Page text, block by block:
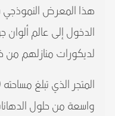
هذا المعرض النموذجي
الدخول إلى عالم
لديكورات منازلهم من
واسعة من حلول